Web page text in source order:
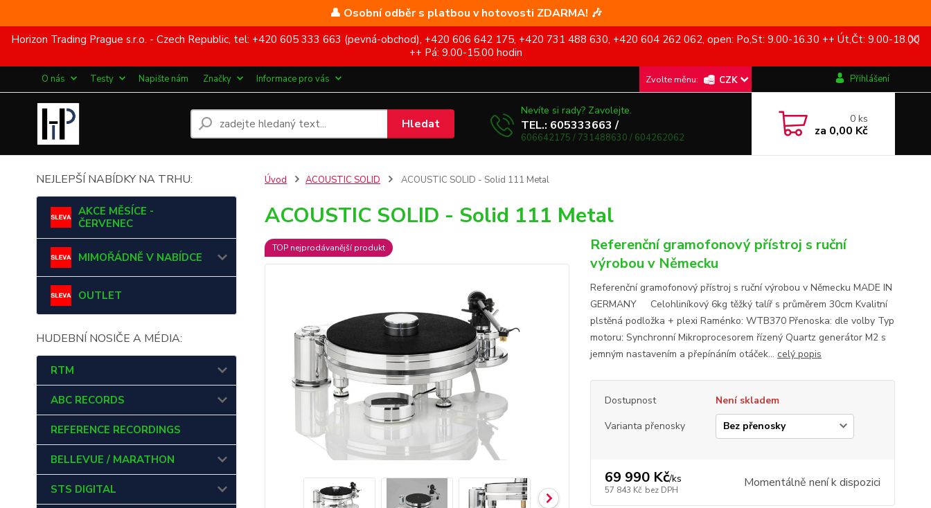
👤 Osobní odběr s platbou v hotovosti ZDARMA! 🎶
Horizon Trading Prague s.r.o. - Czech Republic, tel: +420 605 333 663 (pevná-obchod), +420 606 642 175, +420 731 488 630, +420 604 262 062, open: Po,St: 9.00-16.30 ++ Út,Čt: 9.00-18.00
++ Pá: 9.00-15.00 hodin
O nás Testy Napište nám Značky Informace pro vás CZK Přihlášení
Hledat
Nevíte si rady? Zavolejte.
TEL.: 605333663 /
606642175 / 731488630 / 604262062
0ks
za 0,00 Kč
NEJLEPŠÍ NABÍDKY NA TRHU:
AKCE MĚSÍCE -
ČERVENEC
MIMOŘÁDNĚ V NABÍDCE
OUTLET
HUDEBNÍ NOSIČE A MÉDIA:
RTM
ABC RECORDS
REFERENCE RECORDINGS
BELLEVUE / MARATHON
STS DIGITAL
Úvod ACOUSTIC SOLID ACOUSTIC SOLID - Solid 111 Metal
ACOUSTIC SOLID - Solid 111 Metal
TOP nejprodávanější produkt
Referenční gramofonový přístroj s ruční
výrobou v Německu
Referenční gramofonový přístroj s ruční výrobou v Německu MADE IN
GERMANY Celohliníkový 6kg těžký talíř s průměrem 30cm Kvalitní
plstěná podložka + plexi Raménko: WTB370 Přenoska: dle volby Typ
motoru: Synchronní Mikroprocesorem řízený Quartz generátor M2 s
jemným nastavením a přepínáním otáček... celý popis
Dostupnost
Není skladem
Varianta přenosky
69 990 Kč/ks
57 843 Kč bez DPH Momentálně není k dispozici